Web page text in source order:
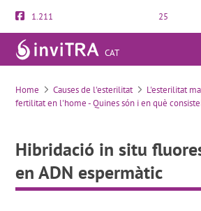
1.211 25
CAT
Hibridació in situ fluorescent o FISH en ADN espermàtic
Home Causes de l'esterilitat L'esterilitat
fertilitat en l'home - Quines són i en què
Hibridació in situ
en ADN espermàtic